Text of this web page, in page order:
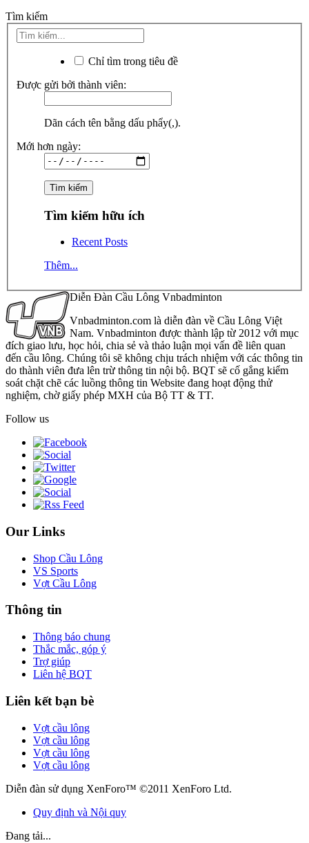
Tìm kiếm
Chỉ tìm trong tiêu đề
Được gửi bởi thành viên:
Dãn cách tên bằng dấu phẩy(,).
Mới hơn ngày:
Tìm kiếm hữu ích
Recent Posts
Thêm...
Diễn Đàn Cầu Lông Vnbadminton
Vnbadminton.com là diễn đàn về Cầu Lông Việt
Nam. Vnbadminton được thành lập từ 2012 với mục
đích giao lưu, học hỏi, chia sẻ và thảo luận mọi vấn đề liên quan
đến cầu lông. Chúng tôi sẽ không chịu trách nhiệm với các thông tin
do thành viên đưa lên trừ thông tin nội bộ. BQT sẽ cố gắng kiểm
soát chặt chẽ các luồng thông tin Website đang hoạt động thử
nghiệm, chờ giấy phép MXH của Bộ TT & TT.
Follow us
Our Links
Shop Cầu Lông
VS Sports
Vợt Cầu Lông
Thông tin
Thông báo chung
Thắc mắc, góp ý
Trợ giúp
Liên hệ BQT
Liên kết bạn bè
Vợt cầu lông
Vợt cầu lông
Vợt cầu lông
Vợt cầu lông
Diễn đàn sử dụng XenForo™ ©2011 XenForo Ltd.
Quy định và Nội quy
Đang tải...